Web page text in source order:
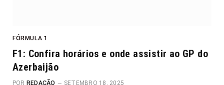
FÓRMULA 1
F1: Confira horários e onde assistir ao GP do
Azerbaijão
POR REDAÇÃO SETEMBRO 18, 2025